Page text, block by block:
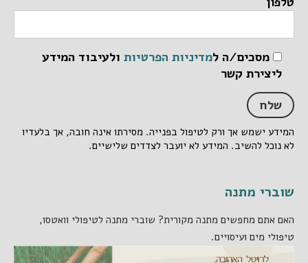
מסכים/ה למדיניות הפרטיות ולעיבוד המידע
ליצירת קשר
המידע ישמש אך ורק לטיפול בפנייה. מסירתו אינה חובה, אך בלעדיו
לא נוכל להשיב. המידע לא יועבר לצדדים שלישיים.
שוברי מתנה
האם אתם מחפשים מתנה מקורית? שוברי מתנה לטיפולי וואטסו,
טיפולי מים ועיסויים.